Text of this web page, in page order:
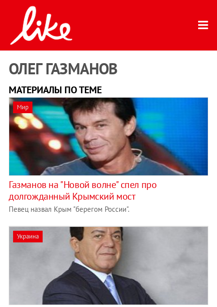
ОЛЕГ ГАЗМАНОВ
МАТЕРИАЛЫ ПО ТЕМЕ
Мир
Газманов на "Новой волне" спел про
долгожданный Крымский мост
Певец назвал Крым "берегом России".
Украина